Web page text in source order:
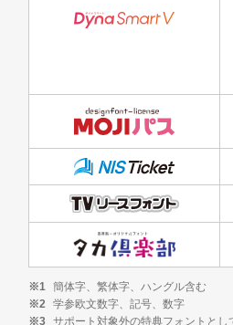
※1
簡体字、繁体字、ハングル含む
※2
学参欧文数字、記号、数字
※3 サポート対象外の特典フォントとし